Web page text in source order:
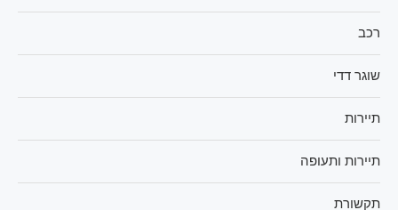
רכב
שוגר דדי
תיירות
תיירות ותעופה
תקשורת